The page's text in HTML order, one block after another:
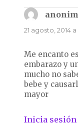
21 agosto, 2014 a
Me encanto
embarazo y
mucho no
bebe y
mayor
Inicia